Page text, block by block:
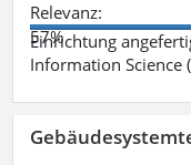
Relevanz:
57%
Einrichtung
Information Science